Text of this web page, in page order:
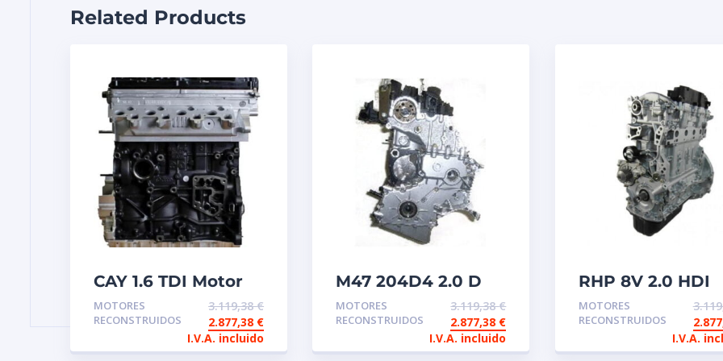
Related Products
CAY 1.6 TDI Motor
de intercambio
reconstruido
MOTORES
RECONSTRUIDOS
3.119,38€
2.877,38 €
I.V.A. incluido
M47 204D4 2.0 D
BMW Motor
reconstruido de
intercambio
MOTORES
RECONSTRUIDOS
3.119,38€
2.877,38 €
I.V.A. incluido
RHP 8V 2.0 HDI
Motor de
intercambio
reconstruido
MOTORES
RECONSTRUIDOS
I.V.A.